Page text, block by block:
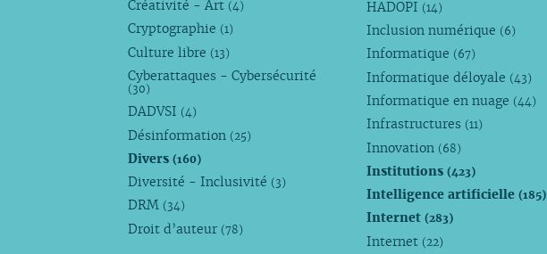
Créativité - Art (4)
Cryptographie (1)
Culture libre (13)
Cyberattaques - Cybersécurité
(30)
DADVSI (4)
Désinformation (25)
Divers(160)
Diversité - Inclusivité (3)
DRM (34)
Droit d’auteur (78)
HADOPI (14)
Inclusion numérique (6)
Informatique (67)
Informatique déloyale (43)
Informatique en nuage (44)
Infrastructures (11)
Innovation (68)
Institutions(423)
Intelligence artificielle(185)
Internet(283)
Internet (22)